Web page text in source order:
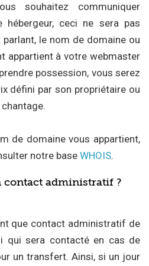
souhaitez communiquer
hébergeur, ceci ne sera pas
le nom de domaine ou
appartient à votre webmaster
possession, vous serez
défini par son propriétaire ou
de domaine vous appartient,
notre base WHOIS.
contact administratif ?
que contact administratif de
qui sera contacté en cas de
un transfert. Ainsi, si un jour